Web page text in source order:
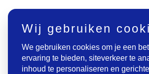
Wij gebruiken
We gebruiken cookies om je een
ervaring te bieden, siteverkeer te
inhoud te personaliseren en